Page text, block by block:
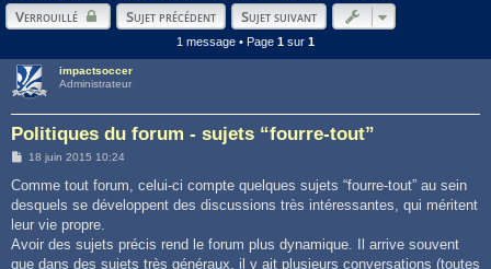
Verrouillé Sujet précédent Sujet suivant
1 message • Page 1 sur 1
impactsoccer
Administrateur
Politiques du forum - sujets “fourre-tout”
M
s
a
g
18 juin 2015 10:24
Comme tout forum, celui-ci compte quelques sujets “fourre-tout” au sein
desquels se développent des discussions très intéressantes, qui méritent
leur vie propre.
Avoir des sujets précis rend le forum plus dynamique. Il arrive souvent
que dans des sujets très généraux, il y ait plusieurs conversations (toutes